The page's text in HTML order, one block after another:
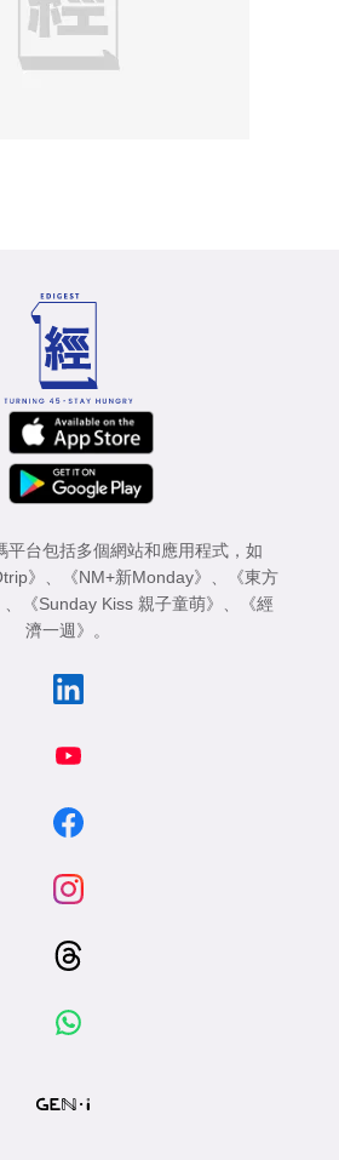
平台包括多個網站和應用程式，如
》 《NM+新Monday》
《東方
《Sunday Kiss 親子童萌》
《經
濟一週》
。